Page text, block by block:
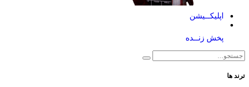
اپلیکــیشن
پخش زنــده
ترند ها